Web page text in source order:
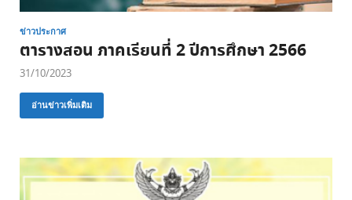
ข่าวประกาศ
ตารางสอน ภาคเรียนที่ 2 ปีการศึกษา 2566
31/10/2023
อ่านข่าวเพิ่มเติม